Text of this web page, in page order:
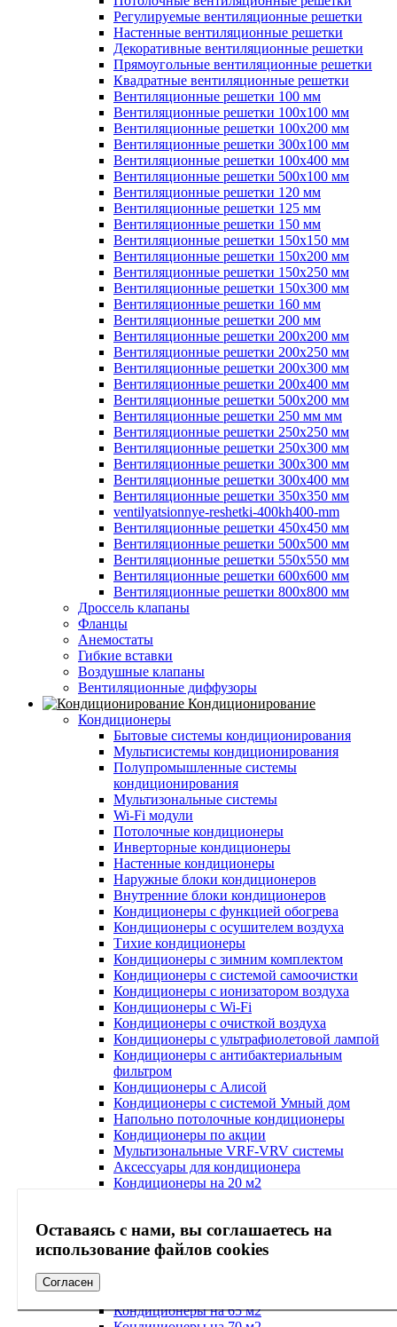
Оставаясь с нами, вы соглашаетесь на
использование файлов cookies
Согласен
Регулируемые вентиляционные решетки
Настенные вентиляционные решетки
Декоративные вентиляционные решетки
Прямоугольные вентиляционные решетки
Квадратные вентиляционные решетки
Вентиляционные решетки 100 мм
Вентиляционные решетки 100х100 мм
Вентиляционные решетки 100х200 мм
Вентиляционные решетки 300х100 мм
Вентиляционные решетки 100х400 мм
Вентиляционные решетки 500х100 мм
Вентиляционные решетки 120 мм
Вентиляционные решетки 125 мм
Вентиляционные решетки 150 мм
Вентиляционные решетки 150х150 мм
Вентиляционные решетки 150х200 мм
Вентиляционные решетки 150х250 мм
Вентиляционные решетки 150х300 мм
Вентиляционные решетки 160 мм
Вентиляционные решетки 200 мм
Вентиляционные решетки 200х200 мм
Вентиляционные решетки 200х250 мм
Вентиляционные решетки 200х300 мм
Вентиляционные решетки 200х400 мм
Вентиляционные решетки 500х200 мм
Вентиляционные решетки 250 мм мм
Вентиляционные решетки 250х250 мм
Вентиляционные решетки 250х300 мм
Вентиляционные решетки 300х300 мм
Вентиляционные решетки 300х400 мм
Вентиляционные решетки 350х350 мм
ventilyatsionnye-reshetki-400kh400-mm
Вентиляционные решетки 450х450 мм
Вентиляционные решетки 500х500 мм
Вентиляционные решетки 550х550 мм
Вентиляционные решетки 600х600 мм
Вентиляционные решетки 800х800 мм
Дроссель клапаны
Фланцы
Анемостаты
Гибкие вставки
Воздушные клапаны
Вентиляционные диффузоры
Кондиционирование
Кондиционеры
Бытовые системы кондиционирования
Мультисистемы кондиционирования
Полупромышленные системы
кондиционирования
Мультизональные системы
Wi-Fi модули
Потолочные кондиционеры
Инверторные кондиционеры
Настенные кондиционеры
Наружные блоки кондиционеров
Внутренние блоки кондиционеров
Кондиционеры с функцией обогрева
Кондиционеры с осушителем воздуха
Тихие кондиционеры
Кондиционеры с зимним комплектом
Кондиционеры с системой самоочистки
Кондиционеры с ионизатором воздуха
Кондиционеры с Wi-Fi
Кондиционеры с очисткой воздуха
Кондиционеры с ультрафиолетовой лампой
Кондиционеры с антибактериальным
фильтром
Кондиционеры с Алисой
Кондиционеры с системой Умный дом
Напольно потолочные кондиционеры
Кондиционеры по акции
Мультизональные VRF-VRV системы
Аксессуары для кондиционера
Кондиционеры на 20 м2
Кондиционеры на 40 м2
Кондиционеры на 45 м2
Кондиционеры на 50 м2
Кондиционеры на 65 м2